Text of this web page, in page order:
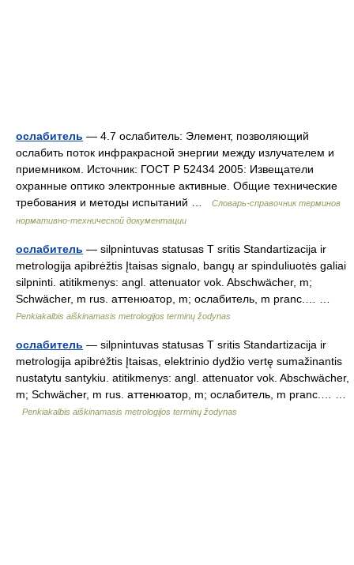
ослабитель — 4.7 ослабитель: Элемент, позволяющий
ослабить поток инфракрасной энергии между излучателем и
приемником. Источник: ГОСТ Р 52434 2005: Извещатели
охранные оптико электронные активные. Общие технические
требования и методы испытаний …
Словарь-справочник терминов
нормативно-технической документации
ослабитель — silpnintuvas statusas T sritis Standartizacija ir
metrologija apibrėžtis Įtaisas signalo, bangų ar spinduliuotės galiai
silpninti. atitikmenys: angl. attenuator vok. Abschwächer, m;
Schwächer, m rus. аттенюатор, m; ослабитель, m pranc.… …
Penkiakalbis aiškinamasis metrologijos terminų žodynas
ослабитель — silpnintuvas statusas T sritis Standartizacija ir
metrologija apibrėžtis Įtaisas, elektrinio dydžio vertę sumažinantis
nustatytu santykiu. atitikmenys: angl. attenuator vok. Abschwächer,
m; Schwächer, m rus. аттенюатор, m; ослабитель, m pranc.… …
Penkiakalbis aiškinamasis metrologijos terminų žodynas